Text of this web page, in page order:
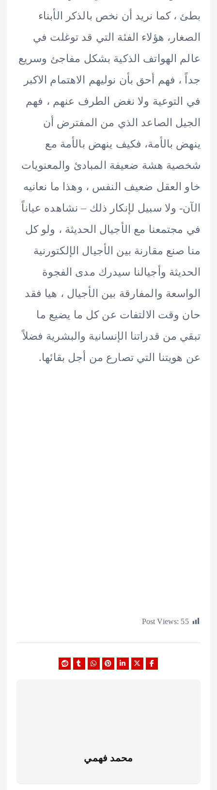
كما نريد أن نخص بالذكر الأبناء
هؤلاء الفئة التي قد توغلت في
الهواتف الذكية بشكل مفاجئ وسريع
فهم أحق بأن نوليهم الاهتمام الاكبر
ولا نغض الطرف عنهم ، فهم
الصاعد الذي من المفترض أن
بالأمة، فكيف ينهض بالأمة مع
هشة ضعيفة المبادئ والمعنويات
ضعيف النفس ، وهذا ما نعانيه
ولا سبيل لإنكار ذلك – نشاهده عياناً
مع الأجيال الحديثة ، ولو كل
مقارنة بين الأجيال الإلكتورنية
وأجيالنا سيدرك مدى الفجوة
والمفارقة بين الأجيال ، هيا فقد
وقت الالتفات عن كل ما يضيع ما
من قدراتنا الإنسانية والبشرية فضلاً
التي تصارع من أجل بقائها.
Post Views:
محمد فهمي